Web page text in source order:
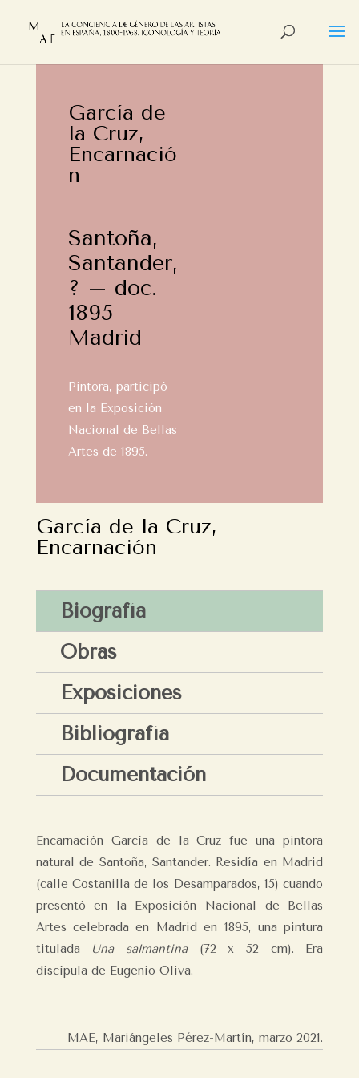
García de
la Cruz,
Encarnació
n
Santoña,
Santander,
? – doc.
1895
Madrid
Pintora, participó
en la Exposición
Nacional de Bellas
Artes de 1895.
García de la Cruz,
Encarnación
Biografía
Obras
Exposiciones
Bibliografía
Documentación
Encarnación García de la Cruz fue una pintora
natural de Santoña, Santander. Residía en Madrid
(calle Costanilla de los Desamparados, 15) cuando
presentó en la Exposición Nacional de Bellas
Artes celebrada en Madrid en 1895, una pintura
titulada Una salmantina(72 x 52 cm). Era
discípula de Eugenio Oliva.
MAE, Mariángeles Pérez-Martín,marzo 2021.